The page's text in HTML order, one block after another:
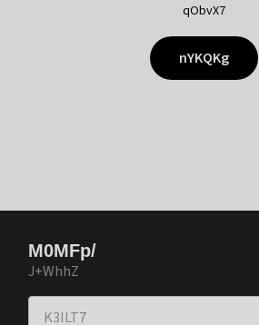
qObvX7
nYKQKg
M0MFp/
J+WhhZ